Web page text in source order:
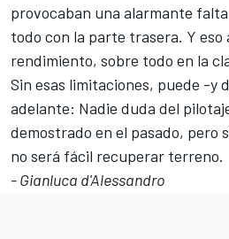
provocaban una alarmante
todo con la parte trasera. Y eso
rendimiento, sobre todo en la
Sin esas limitaciones, puede -y
adelante: Nadie duda del
demostrado en el pasado, pero
no será fácil recuperar terreno.
- Gianluca d'Alessandro